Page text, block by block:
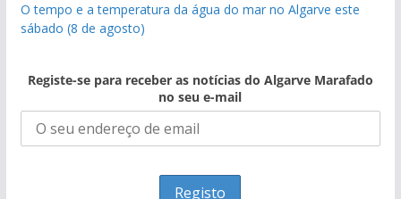
O tempo e a temperatura da água do mar no Algarve este
sábado (8 de agosto)
Registe-se para receber as notícias do Algarve Marafado
no seu e-mail